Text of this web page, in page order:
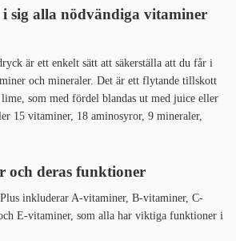
sig alla nödvändiga vitaminer
är ett enkelt sätt att säkerställa att du får i
och mineraler. Det är ett flytande tillskott
som med fördel blandas ut med juice eller
15 vitaminer, 18 aminosyror, 9 mineraler,
och deras funktioner
inkluderar A-vitaminer, B-vitaminer, C-
E-vitaminer, som alla har viktiga funktioner i